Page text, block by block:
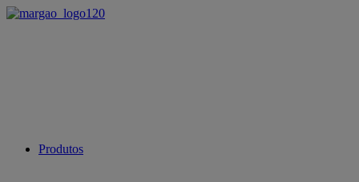
Produtos